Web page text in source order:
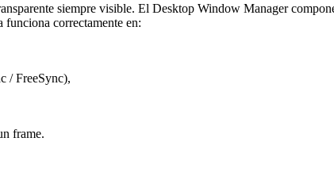
siempre visible. El Desktop Window Manager
funciona correctamente en:
/ FreeSync),
frame.